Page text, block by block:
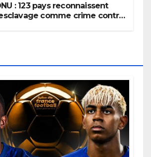
: 123 pays reconnaissent
comme crime contre